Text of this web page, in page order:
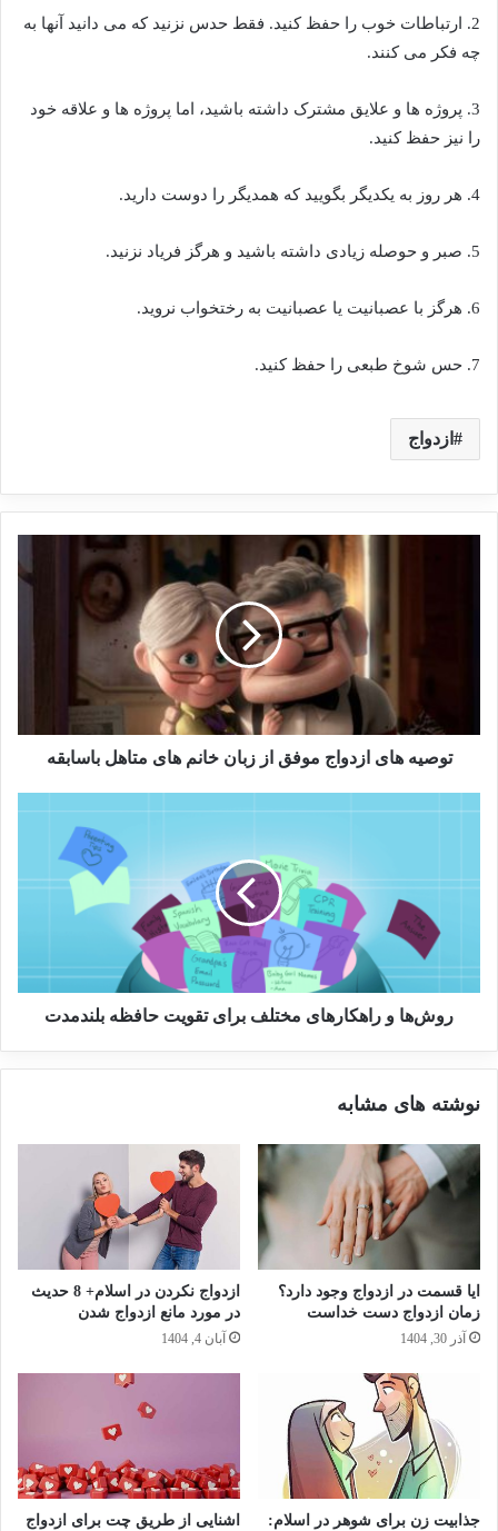
2. ارتباطات خوب را حفظ کنید. فقط حدس نزنید که می دانید آنها به
چه فکر می کنند.
3. پروژه ها و علایق مشترک داشته باشید، اما پروژه ها و علاقه خود
را نیز حفظ کنید.
4. هر روز به یکدیگر بگویید که همدیگر را دوست دارید.
5. صبر و حوصله زیادی داشته باشید و هرگز فریاد نزنید.
6. هرگز با عصبانیت یا عصبانیت به رختخواب نروید.
7. حس شوخ طبعی را حفظ کنید.
ازدواج
توصیه های ازدواج موفق از زبان خانم های متاهل باسابقه
روش‌ها و راهکارهای مختلف برای تقویت حافظه بلندمدت
نوشته های مشابه
ایا قسمت در ازدواج وجود دارد؟
زمان ازدواج دست خداست
آذر 30, 1404
ازدواج نکردن در اسلام+ 8 حدیث
در مورد مانع ازدواج شدن
آبان 4, 1404
جذابیت زن برای شوهر در اسلام:
اشنایی از طریق چت برای ازدواج